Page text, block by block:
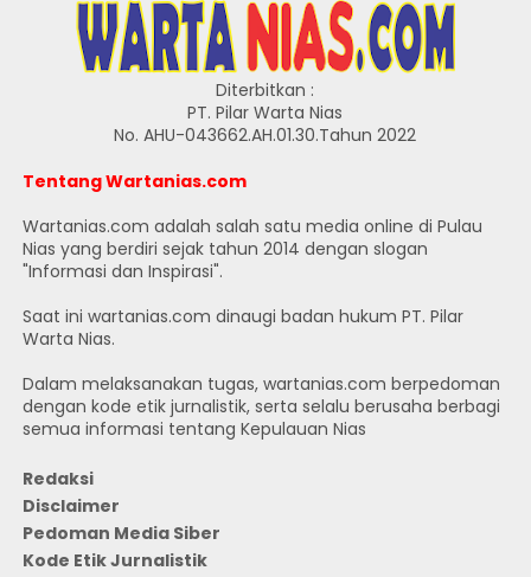
Diterbitkan :
PT. Pilar Warta Nias
No. AHU-043662.AH.01.30.Tahun 2022
Tentang Wartanias.com
Wartanias.com adalah salah satu media online di Pulau
Nias yang berdiri sejak tahun 2014 dengan slogan
"Informasi dan Inspirasi".
Saat ini wartanias.com dinaugi badan hukum PT. Pilar
Warta Nias.
Dalam melaksanakan tugas, wartanias.com berpedoman
dengan kode etik jurnalistik, serta selalu berusaha berbagi
semua informasi tentang Kepulauan Nias
Redaksi
Disclaimer
Pedoman Media Siber
Kode Etik Jurnalistik